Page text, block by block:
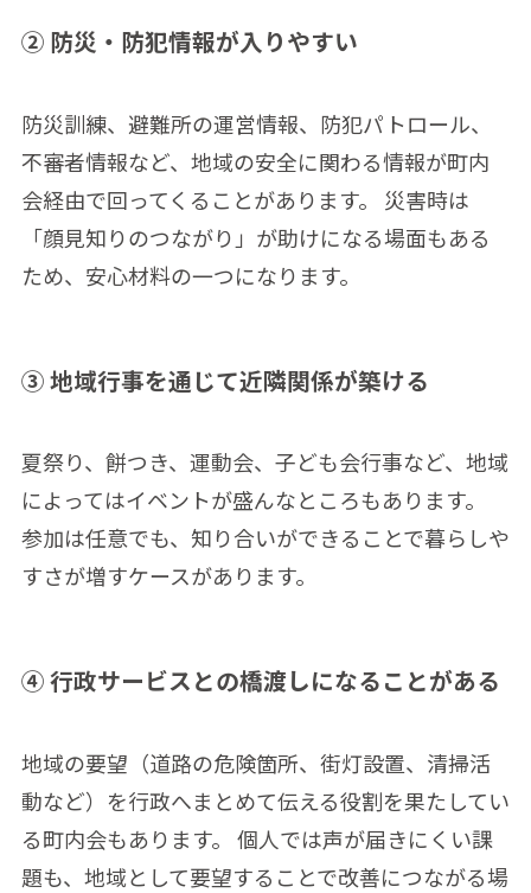
② 防災・防犯情報が入りやすい
防災訓練、避難所の運営情報、防犯パトロール、
不審者情報など、地域の安全に関わる情報が町内
会経由で回ってくることがあります。 災害時は
「顔見知りのつながり」が助けになる場面もある
ため、安心材料の一つになります。
③ 地域行事を通じて近隣関係が築ける
夏祭り、餅つき、運動会、子ども会行事など、地域
によってはイベントが盛んなところもあります。
参加は任意でも、知り合いができることで暮らしや
すさが増すケースがあります。
④ 行政サービスとの橋渡しになることがある
地域の要望（道路の危険箇所、街灯設置、清掃活
動など）を行政へまとめて伝える役割を果たしてい
る町内会もあります。 個人では声が届きにくい課
題も、地域として要望することで改善につながる場